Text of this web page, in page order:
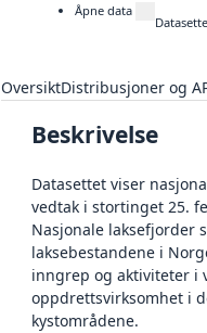
Åpne data
OversiktDistribusjoner og
Beskrivelse
Datasettet viser
vedtak i stortinget 25.
Nasjonale laksefjorder
laksebestandene i
inngrep og aktiviteter i
oppdrettsvirksomhet i
kystområdene.